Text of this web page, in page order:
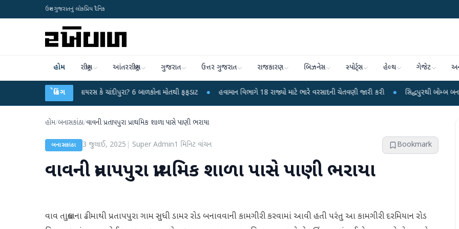
ઉત્તર ગુજરાતનું લોકપ્રિય દૈનિક
હોમ રાષ્ટ્રીય આંતરરાષ્ટ્રીય ગુજરાત ઉત્તર ગુજરાત રાજકારણ બિઝનેસ સ્પોર્ટ્સ હેલ્થ ગેજેટ
બ્રેકિંગ
રહસ્યમય વાયરસ કે ચાંદીપુરા? 6 બાળકોના મોતથી ફફડાટ ● હવામાન વિભાગે 18 રાજ્યો માટે ભારે વરસાદની ચેતવણી જારી કરી ● સિદ્ધપુરથી બોમ્બ બનાવવાની
હોમ/બનાસકાંઠા/વાવની પ્રતાપપુરા પ્રાથમિક શાળા પાસે પાણી ભરાયા
બનાસકાંઠા 3 જુલાઈ, 2025 Super Admin1 મિનિટ વાંચન Bookmark
વાવની પ્રતાપપુરા પ્રાથમિક શાળા પાસે પાણી ભરાયા
વાવ તાલુકાના ઢીમાથી પ્રતાપપુરા ગામ સુધી ડામર રોડ બનાવવાની કામગીરી કરવામાં આવી હતી પરંતુ આ કામગીરી દરમિયાન રોડ